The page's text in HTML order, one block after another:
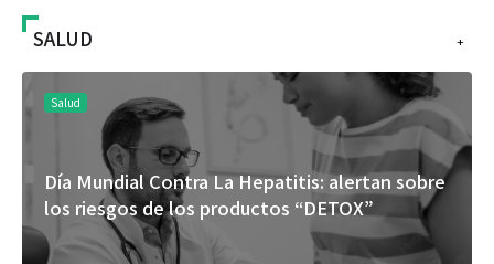
+
SALUD
Salud
Día Mundial Contra La Hepatitis: alertan sobre
los riesgos de los productos “DETOX”